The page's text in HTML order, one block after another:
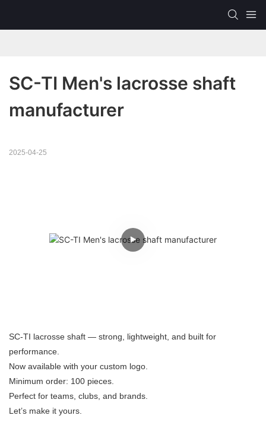
SC-TI Men's lacrosse shaft
manufacturer
2025-04-25
SC-TI lacrosse shaft — strong, lightweight, and built for
performance.
Now available with your custom logo.
Minimum order: 100 pieces.
Perfect for teams, clubs, and brands.
Let’s make it yours.